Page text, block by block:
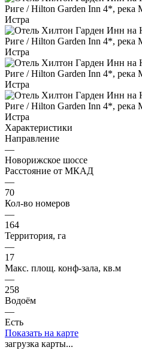
Характеристики
Направление
—
Новорижское шоссе
Расстояние от МКАД
—
70
Кол-во номеров
—
164
Территория, га
—
17
Макс. площ. конф-зала, кв.м
—
258
Водоём
—
Есть
Показать на карте
загрузка карты...